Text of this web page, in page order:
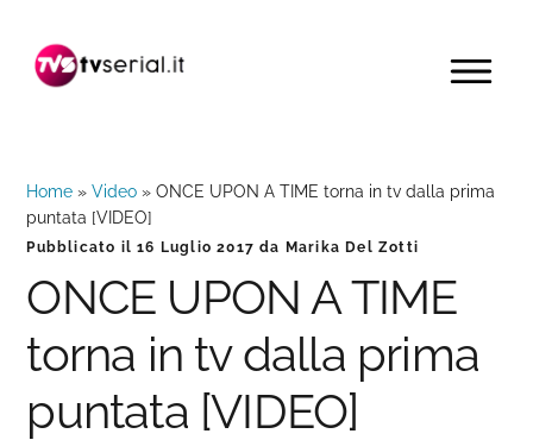
navigazione
contenuto
barra
MENU
Home »Video »ONCE UPON A TIME torna in tv dalla prima
puntata [VIDEO]
Pubblicato il16 Luglio 2017 da Marika Del Zotti
ONCE UPON A TIME
torna in tv dalla prima
puntata [VIDEO]